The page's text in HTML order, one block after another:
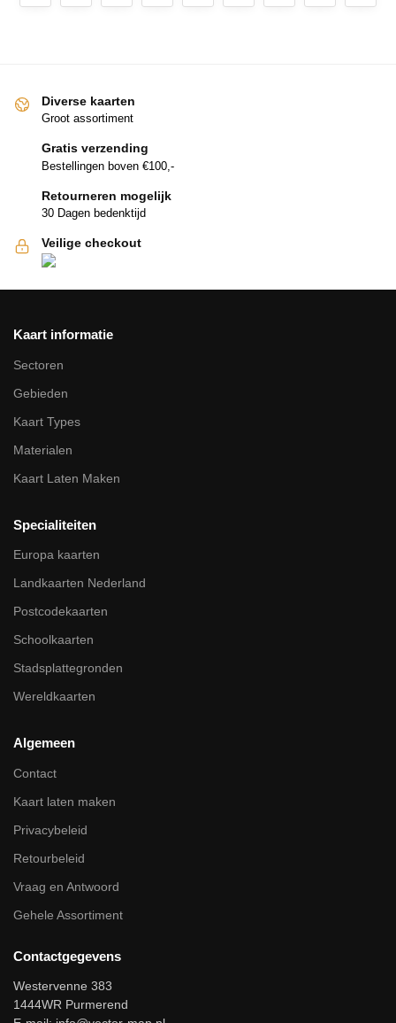
Diverse kaarten
Groot assortiment
Gratis verzending
Bestellingen boven €100,-
Retourneren mogelijk
30 Dagen bedenktijd
Veilige checkout
Kaart informatie
Sectoren
Gebieden
Kaart Types
Materialen
Kaart Laten Maken
Specialiteiten
Europa kaarten
Landkaarten Nederland
Postcodekaarten
Schoolkaarten
Stadsplattegronden
Wereldkaarten
Algemeen
Contact
Kaart laten maken
Privacybeleid
Retourbeleid
Vraag en Antwoord
Gehele Assortiment
Contactgegevens
Westervenne 383
1444WR Purmerend